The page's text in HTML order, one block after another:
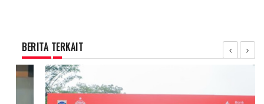
BERITA TERKAIT